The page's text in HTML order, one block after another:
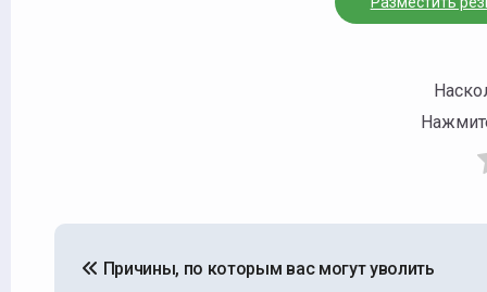
Причины, по которым вас могут уволить